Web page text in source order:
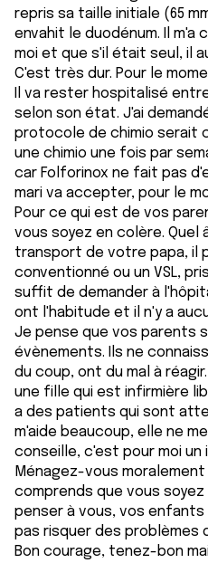
repris sa taille initiale (65
envahit le duodénum. Il
moi et que s'il était seul, il
C'est très dur. Pour le
Il va rester hospitalisé
selon son état. J'ai
protocole de chimio serait
une chimio une fois par
car Folforinox ne fait pas
mari va accepter, pour le
Pour ce qui est de vos
vous soyez en colère. Quel
transport de votre papa, il
conventionné ou un VSL,
suffit de demander à
ont l'habitude et il n'y a
Je pense que vos parents
évènements. Ils ne
du coup, ont du mal à
une fille qui est infirmière
a des patients qui sont
m'aide beaucoup, elle ne
conseille, c'est pour moi un
Ménagez-vous
comprends que vous
penser à vous, vos
pas risquer des problèmes
Bon courage, tenez-bon